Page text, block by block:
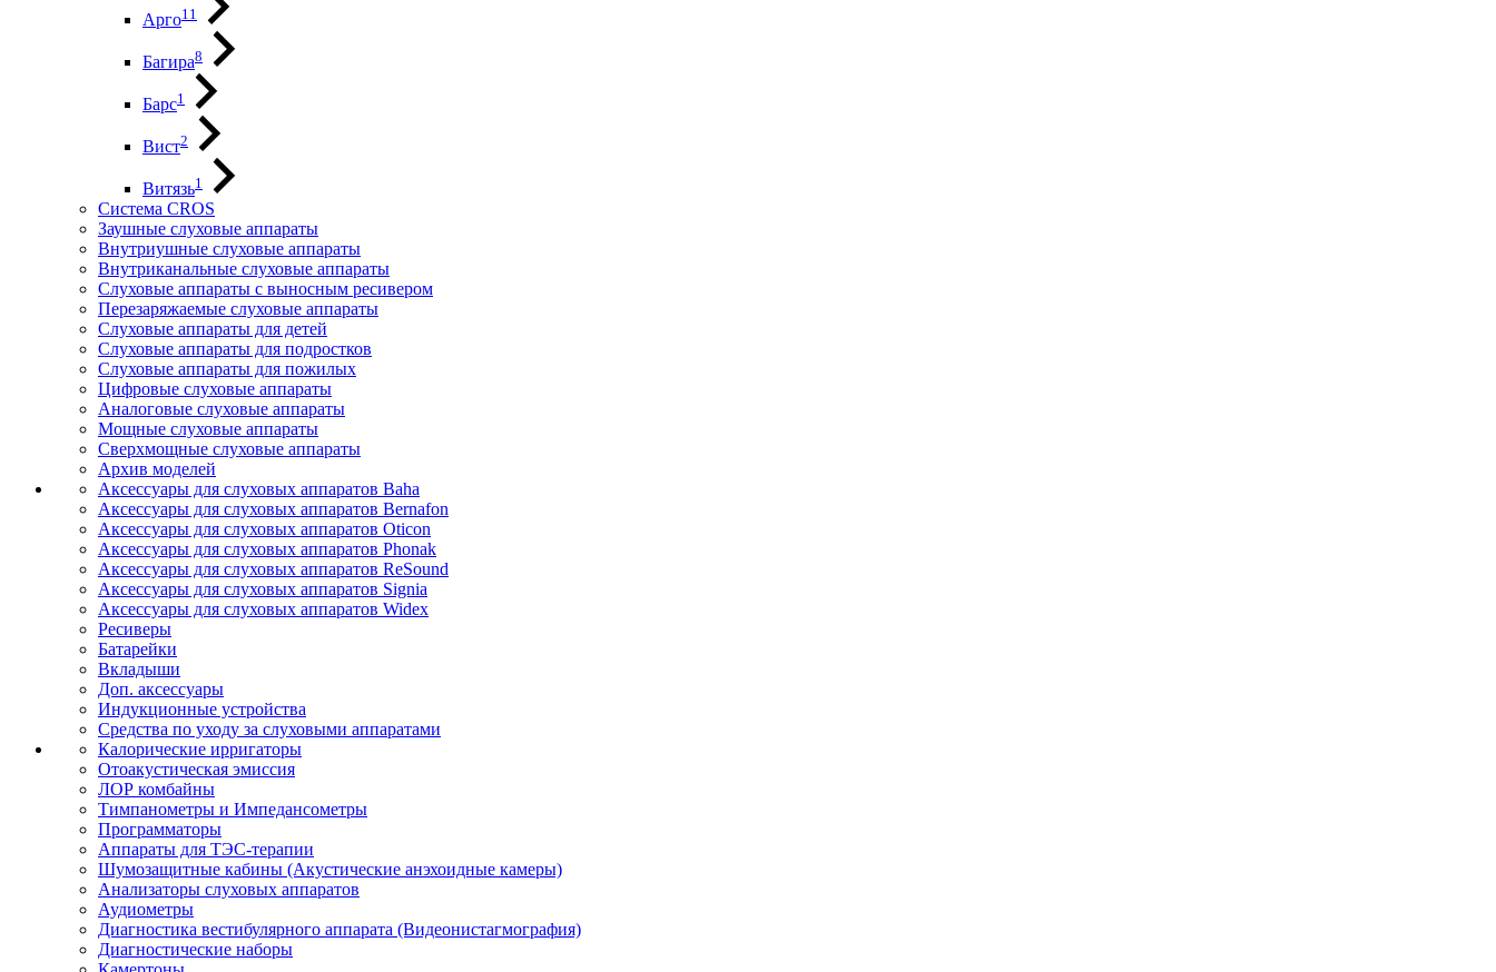
Арго11
Багира8
Барс1
Вист2
Витязь1
Система CROS
Заушные слуховые аппараты
Внутриушные слуховые аппараты
Внутриканальные слуховые аппараты
Слуховые аппараты с выносным ресивером
Перезаряжаемые слуховые аппараты
Слуховые аппараты для детей
Слуховые аппараты для подростков
Слуховые аппараты для пожилых
Цифровые слуховые аппараты
Аналоговые слуховые аппараты
Мощные слуховые аппараты
Сверхмощные слуховые аппараты
Архив моделей
Аксессуары для слуховых аппаратов Baha
Аксессуары для слуховых аппаратов Bernafon
Аксессуары для слуховых аппаратов Oticon
Аксессуары для слуховых аппаратов Phonak
Аксессуары для слуховых аппаратов ReSound
Аксессуары для слуховых аппаратов Signia
Аксессуары для слуховых аппаратов Widex
Ресиверы
Батарейки
Вкладыши
Доп. аксессуары
Индукционные устройства
Средства по уходу за слуховыми аппаратами
Калорические ирригаторы
Отоакустическая эмиссия
ЛОР комбайны
Тимпанометры и Импедансометры
Программаторы
Аппараты для ТЭС-терапии
Шумозащитные кабины (Акустические анэхоидные камеры)
Анализаторы слуховых аппаратов
Аудиометры
Диагностика вестибулярного аппарата (Видеонистагмография)
Диагностические наборы